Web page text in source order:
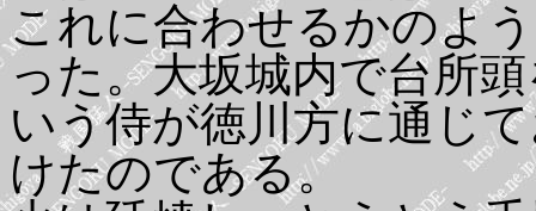
これに合わせるかのよ
った。大坂城内で台所
いう侍が徳川方に通じ
けたのである。